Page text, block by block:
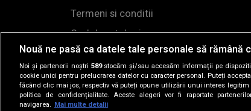
Termeni si conditii
Cod deontologic
Regulamente
Nouă ne pasă ca datele tale personale să rămână
Noi și partenerii noștri 589stocăm și/sau accesăm informații pe
cookie unici pentru prelucrarea datelor cu caracter personal. Puteți
făcând clic mai jos, respectiv vă puteți opune utilizării unui interes
politica de confidențialitate. Aceste alegeri vor fi raportate
navigarea.
Mai multe detalii